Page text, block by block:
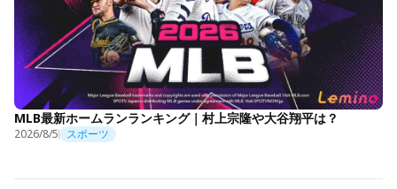
MLB最新ホームランランキング｜村上宗隆や大谷翔平は？
2026/8/5 スポーツ